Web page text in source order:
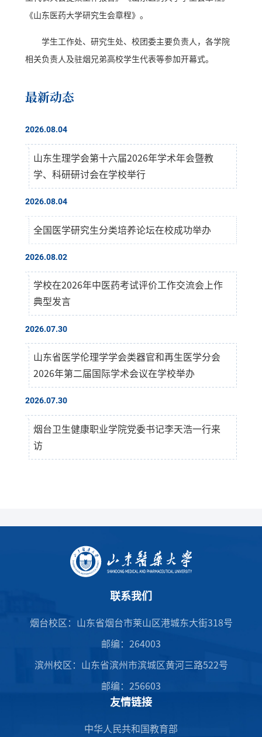
《山东医药大学研究生会章程》。
学生工作处、研究生处、校团委主要负责人，各学院
相关负责人及驻烟兄弟高校学生代表等参加开幕式。
最新动态
2026.08.04
山东生理学会第十六届2026年学术年会暨教
学、科研研讨会在学校举行
2026.08.04
全国医学研究生分类培养论坛在校成功举办
2026.08.02
学校在2026年中医药考试评价工作交流会上作
典型发言
2026.07.30
山东省医学伦理学学会类器官和再生医学分会
2026年第二届国际学术会议在学校举办
2026.07.30
烟台卫生健康职业学院党委书记李天浩一行来
访
联系我们
烟台校区：山东省烟台市莱山区港城东大街318号
邮编：264003
滨州校区：山东省滨州市滨城区黄河三路522号
邮编：256603
友情链接
中华人民共和国教育部